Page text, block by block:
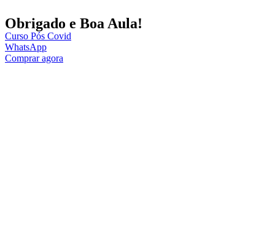
Obrigado e Boa Aula!
Curso Pós Covid
WhatsApp
Comprar agora